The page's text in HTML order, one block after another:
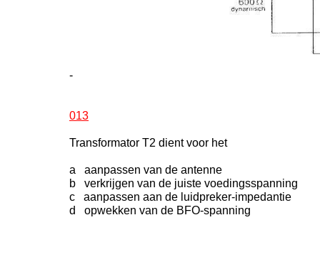
-
013
Transformator T2 dient voor het
a aanpassen van de antenne
b verkrijgen van de juiste voedingsspanning
c aanpassen aan de luidpreker-impedantie
d opwekken van de BFO-spanning